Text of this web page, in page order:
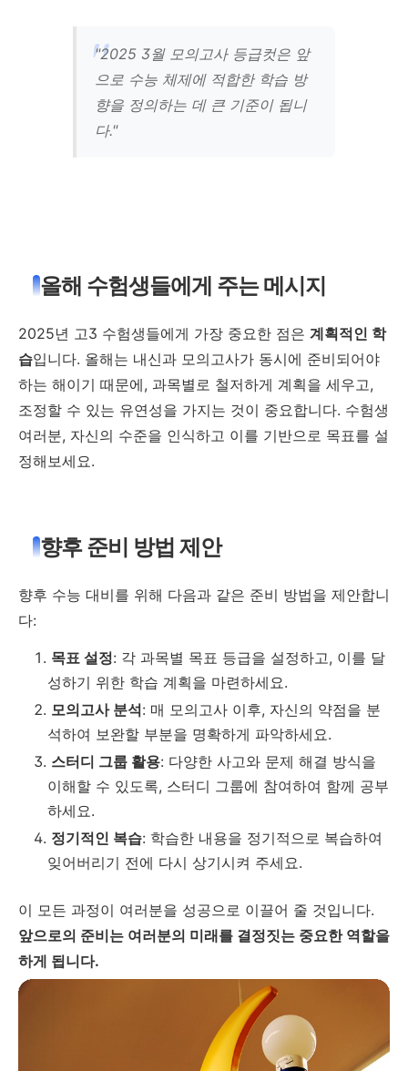
"2025 3월 모의고사 등급컷은 앞
으로 수능 체제에 적합한 학습 방
향을 정의하는 데 큰 기준이 됩니
다."
올해 수험생들에게 주는 메시지
2025년 고3 수험생들에게 가장 중요한 점은 계획적인 학
습입니다. 올해는 내신과 모의고사가 동시에 준비되어야
하는 해이기 때문에, 과목별로 철저하게 계획을 세우고,
조정할 수 있는 유연성을 가지는 것이 중요합니다. 수험생
여러분, 자신의 수준을 인식하고 이를 기반으로 목표를 설
정해보세요.
향후 준비 방법 제안
향후 수능 대비를 위해 다음과 같은 준비 방법을 제안합니
다:
목표 설정: 각 과목별 목표 등급을 설정하고, 이를 달
성하기 위한 학습 계획을 마련하세요.
모의고사 분석: 매 모의고사 이후, 자신의 약점을 분
석하여 보완할 부분을 명확하게 파악하세요.
스터디 그룹 활용: 다양한 사고와 문제 해결 방식을
이해할 수 있도록, 스터디 그룹에 참여하여 함께 공부
하세요.
정기적인 복습: 학습한 내용을 정기적으로 복습하여
잊어버리기 전에 다시 상기시켜 주세요.
이 모든 과정이 여러분을 성공으로 이끌어 줄 것입니다.
앞으로의 준비는 여러분의 미래를 결정짓는 중요한 역할을
하게 됩니다.